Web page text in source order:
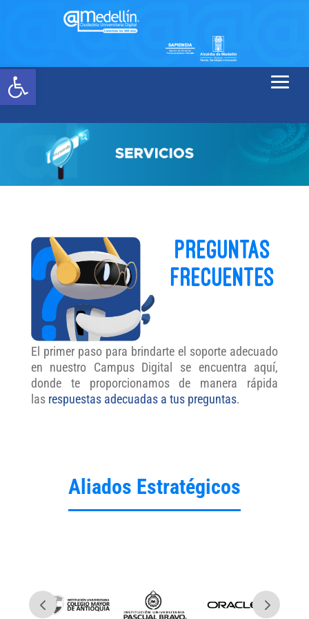
Abrir barra de herramientas
PREGUNTAS
FRECUENTES
El primer paso para brindarte el soporte adecuado
en nuestro Campus Digital se encuentra aquí,
donde te proporcionamos de manera rápida
las respuestas adecuadas a tus preguntas.
Aliados Estratégicos